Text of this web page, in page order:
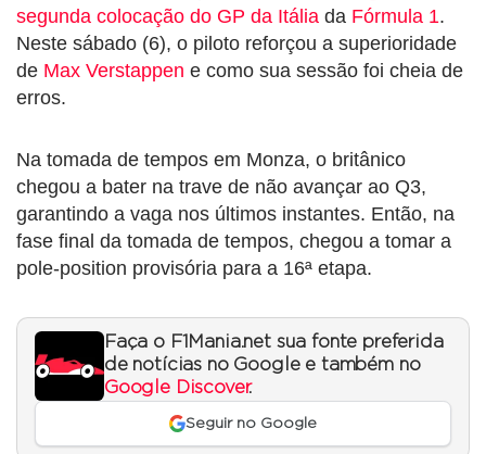
segunda colocação do GP da Itália da Fórmula 1.
Neste sábado (6), o piloto reforçou a superioridade
de Max Verstappen e como sua sessão foi cheia de
erros.
Na tomada de tempos em Monza, o britânico
chegou a bater na trave de não avançar ao Q3,
garantindo a vaga nos últimos instantes. Então, na
fase final da tomada de tempos, chegou a tomar a
pole-position provisória para a 16ª etapa.
Faça o F1Mania.net sua fonte preferida
de notícias no Google e também no
Google Discover.
Seguir no Google